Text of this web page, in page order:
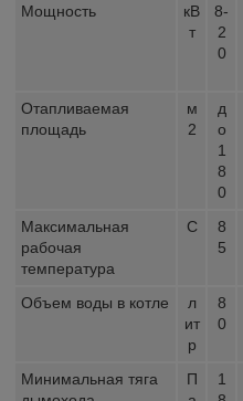
Мощность
кВ
т
8-
2
0
Отапливаемая
площадь
м
2
д
о
1
8
0
Максимальная
рабочая
температура
С
8
5
Объем воды в котле
л
ит
р
8
0
Минимальная тяга
П
1